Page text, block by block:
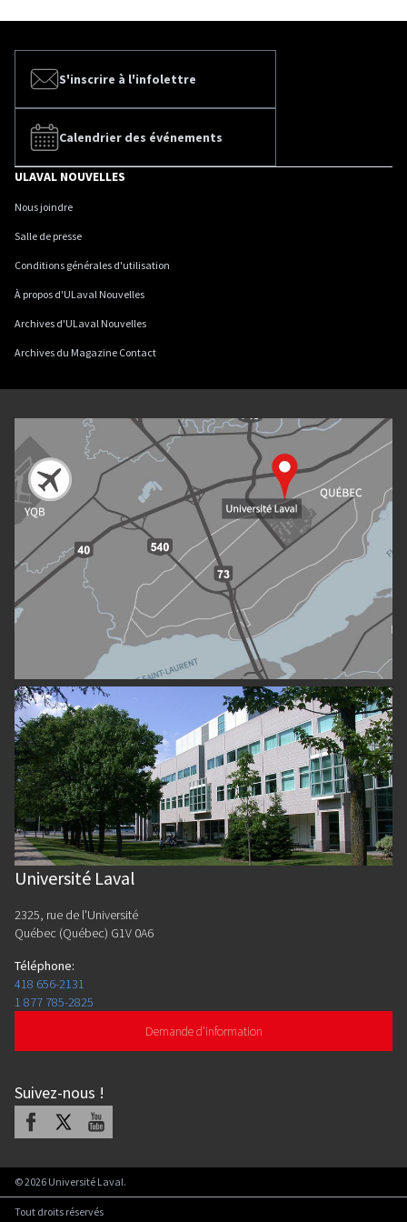
S'inscrire à l'infolettre
Calendrier des événements
ULAVAL NOUVELLES
Nous joindre
Salle de presse
Conditions générales d'utilisation
À propos d'ULaval Nouvelles
Archives d'ULaval Nouvelles
Archives du Magazine Contact
Université Laval
2325, rue de l'Université
Québec (Québec) G1V 0A6
Téléphone:
418 656-2131
1 877 785-2825
Demande d'information
Suivez-nous !
Facebook Youtube
©2026 Université Laval.
Tout droits réservés